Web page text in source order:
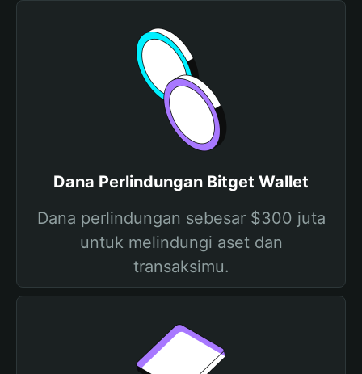
Dana Perlindungan Bitget Wallet
Dana perlindungan sebesar $300 juta
untuk melindungi aset dan
transaksimu.